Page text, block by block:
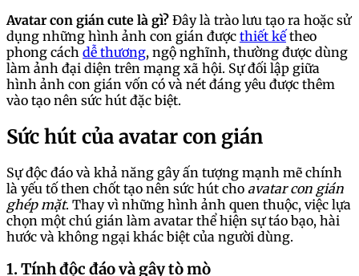
Avatar con gián cute là gì? Đây là trào lưu tạo ra hoặc sử
dụng những hình ảnh con gián được thiết kếtheo
phong cách dễ thương, ngộ nghĩnh, thường được dùng
làm ảnh đại diện trên mạng xã hội. Sự đối lập giữa
hình ảnh con gián vốn có và nét đáng yêu được thêm
vào tạo nên sức hút đặc biệt.
Sức hút của avatar con gián
Sự độc đáo và khả năng gây ấn tượng mạnh mẽ chính
là yếu tố then chốt tạo nên sức hút cho avatar con gián
ghép mặt. Thay vì những hình ảnh quen thuộc, việc lựa
chọn một chú gián làm avatar thể hiện sự táo bạo, hài
hước và không ngại khác biệt của người dùng.
1. Tính độc đáo và gây tò mò